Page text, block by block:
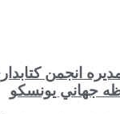
انجمن
جهاني يونسكو